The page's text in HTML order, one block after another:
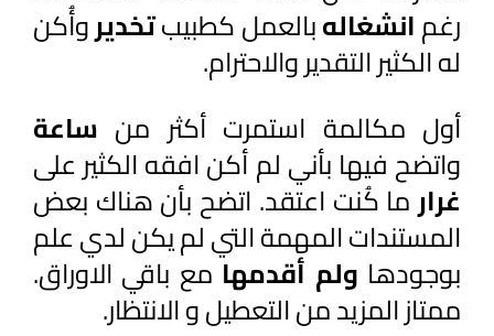
رغم انشغاله بالعمل كطبيب تخدير
له الكثير التقدير والاحترام.
أول مكالمة استمرت أكثر من ساعة
واتضح فيها بأني لم أكن افقه الكثير على
غرار
بوجودها ولم أقدمها
ممتاز المزيد من التعطيل و الانتظار.